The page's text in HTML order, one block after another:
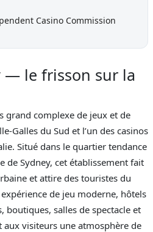
Casino Commission
— le frisson sur la
grand complexe de jeux et de
Galles du Sud et l’un des casinos
Situé dans le quartier tendance
de Sydney, cet établissement fait
et attire des touristes du
de jeu moderne, hôtels
boutiques, salles de spectacle et
visiteurs une atmosphère de